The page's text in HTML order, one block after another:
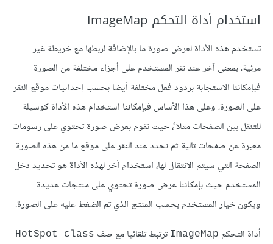
استخدام أداة التحكم ImageMap
تستخدم هذه الأداة لعرض صورة ما بالإضافة لربطها مع خريطة غير
مرئية، بمعنى آخر عند نقر المستخدم على أجزاء مختلفة من الصورة
فبإمكاننا الاستجابة بردود فعل مختلفة أيضا بحسب إحداثيات موقع النقر
على الصورة، وعلى هذا الأساس فبإمكاننا استخدام هذه الأداة كوسيلة
للتنقل بين الصفحات مثلا ً، حيث نقوم بعرض صورة تحتوي على رسومات
معبرة عن صفحات تالية ثم نحدد عند النقر على موقع ما من هذه الصورة
الصفحة التي سيتم الإنتقال لها، استخدام آخر لهذه الأداة هو تحديد دخل
المستخدم حيث بإمكاننا عرض صورة تحتوي على منتجات عديدة
ويكون خيار المستخدم بحسب المنتج الذي تم الضغط عليه على الصورة.
أداة التحكم ImageMap ترتبط تلقائيا مع صف HotSpot class